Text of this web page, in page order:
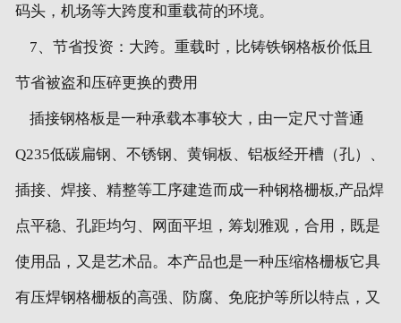
码头，机场等大跨度和重载荷的环境。
7、节省投资：大跨。重载时，比铸铁钢格板价低且
节省被盗和压碎更换的费用
插接钢格板是一种承载本事较大，由一定尺寸普通
Q235低碳扁钢、不锈钢、黄铜板、铝板经开槽（孔）、
插接、焊接、精整等工序建造而成一种钢格栅板,产品焊
点平稳、孔距均匀、网面平坦，筹划雅观，合用，既是
使用品，又是艺术品。本产品也是一种压缩格栅板它具
有压焊钢格栅板的高强、防腐、免庇护等所以特点，又